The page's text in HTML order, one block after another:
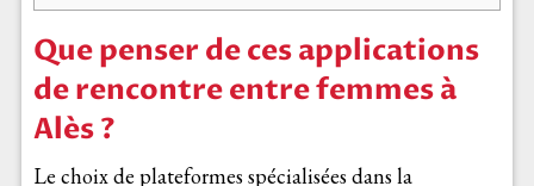
Que penser de ces applications
de rencontre entre femmes à
Alès ?
Le choix de plateformes spécialisées dans la